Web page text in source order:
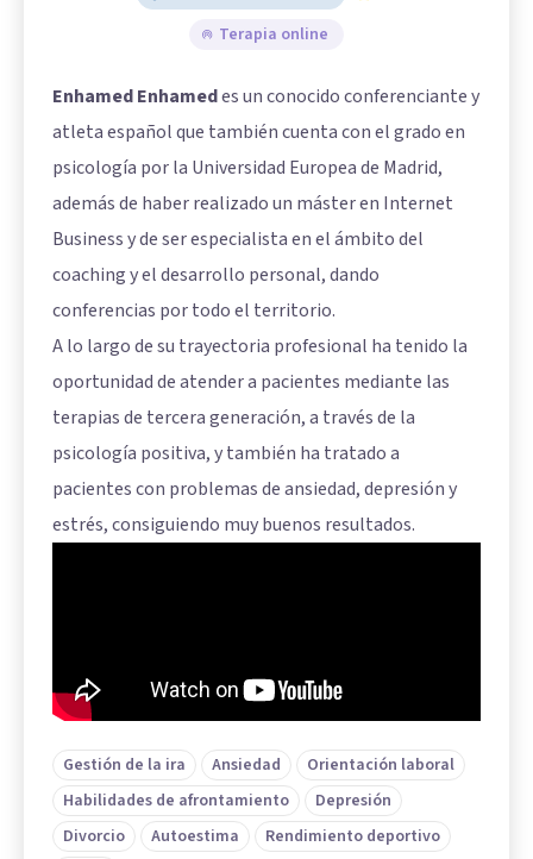
Terapia online
Enhamed Enhamedes un conocido conferenciante y
atleta español que también cuenta con el grado en
psicología por la Universidad Europea de Madrid,
además de haber realizado un máster en Internet
Business y de ser especialista en el ámbito del
coaching y el desarrollo personal, dando
conferencias por todo el territorio.
A lo largo de su trayectoria profesional ha tenido la
oportunidad de atender a pacientes mediante las
terapias de tercera generación, a través de la
psicología positiva, y también ha tratado a
pacientes con problemas de ansiedad, depresión y
estrés, consiguiendo muy buenos resultados.
Gestión de la ira Ansiedad
Orientación laboral
Habilidades de afrontamiento
Depresión
Divorcio
Autoestima
Rendimiento deportivo